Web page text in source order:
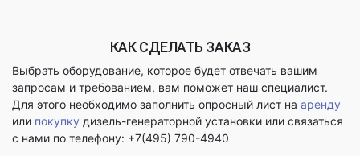
КАК СДЕЛАТЬ ЗАКАЗ
Выбрать оборудование, которое будет отвечать вашим
запросам и требованием, вам поможет наш специалист.
Для этого необходимо заполнить опросный лист на аренду
или покупку дизель-генераторной установки или связаться
с нами по телефону: +7(495) 790-4940